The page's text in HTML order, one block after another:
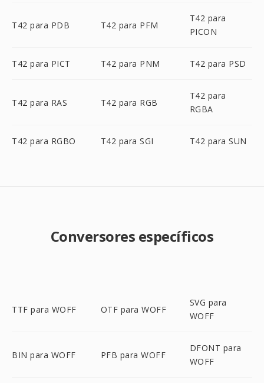
T42 para PDB T42 para PFM
T42 para
PICON
T42 para PICT T42 para PNM T42 para PSD
T42 para RAS T42 para RGB
T42 para
RGBA
T42 para RGBO T42 para SGI T42 para SUN
Conversores específicos
TTF para WOFF OTF para WOFF
SVG para
WOFF
BIN para WOFF PFB para WOFF
DFONT para
WOFF